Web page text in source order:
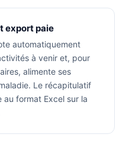
export paie
automatiquement
à venir et, pour
alimente ses
Le récapitulatif
format Excel sur la